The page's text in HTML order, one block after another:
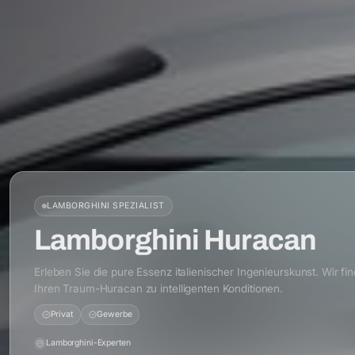
LAMBORGHINI SPEZIALIST
Lamborghini Huracan
Erleben Sie die pure Essenz italienischer Ingenieurskunst. Wir
Ihren Traum-Huracan zu intelligenten Konditionen.
Privat Gewerbe
Lamborghini-Experten